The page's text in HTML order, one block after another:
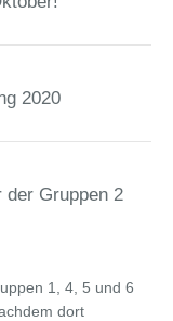
2020
der Gruppen 2
1, 4, 5 und 6
dort